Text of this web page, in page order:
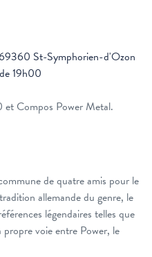
St-Symphorien-d'Ozon
19h00
Compos Power Metal.
de quatre amis pour le
allemande du genre, le
légendaires telles que
voie entre Power, le